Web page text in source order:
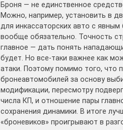
Броня — не единственное
Можно, например, установить в
для инкассаторских авто с
вообще обязательно. Точность
главное — дать понять
будет. Но все-таки важнее как
атаки. Поэтому помимо того, что
бронеавтомобилей за основу
модификации, пересмотру
числа КП, и отношение пары
сохранения динамики. В итоге
«броневиков» проигрывают в